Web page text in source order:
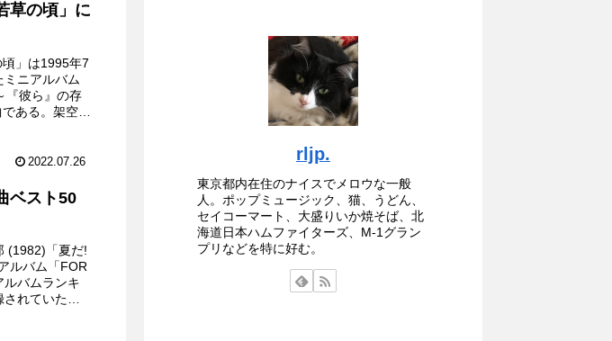
草の頃」に
」は1995年7
ミニアルバム
『彼ら』の存
ある。架空の
2022.07.26
ベスト50
(1982)「夏だ!
ルバム「FOR
ルバムランキ
れていた曲
rljp.
東京都内在住のナイスでメロウな一般
人。ポップミュージック、猫、うどん、
セイコーマート、大盛りいか焼そば、北
海道日本ハムファイターズ、M-1グラン
プリなどを特に好む。